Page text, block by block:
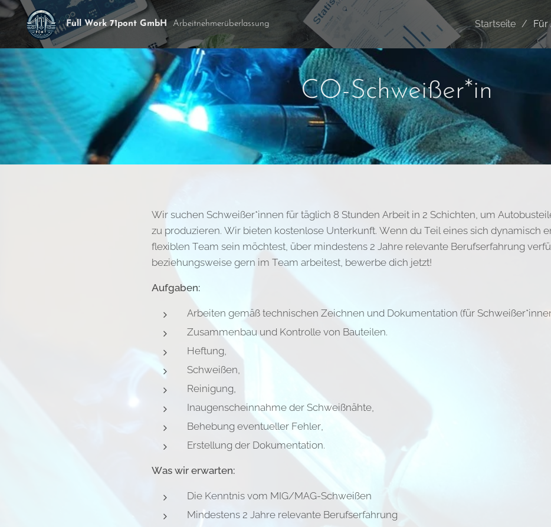
Full Work 71pont GmbH Arbeitnehmerüberlassung Startseite Für
CO-Schweißer*in
Wir suchen Schweißer*innen für täglich 8 Stunden Arbeit in 2 Schichten, um
zu produzieren. Wir bieten kostenlose Unterkunft. Wenn du Teil eines sich dynamisch
flexiblen Team sein möchtest, über mindestens 2 Jahre relevante Berufserfahrung
beziehungsweise gern im Team arbeitest, bewerbe dich jetzt!
Aufgaben:
Arbeiten gemäß technischen Zeichnen und Dokumentation (für
Zusammenbau und Kontrolle von Bauteilen.
Heftung,
Schweißen,
Reinigung,
Inaugenscheinnahme der Schweißnähte,
Behebung eventueller Fehler,
Erstellung der Dokumentation.
Was wir erwarten:
Die Kenntnis vom MIG/MAG-Schweißen
Mindestens 2 Jahre relevante Berufserfahrung